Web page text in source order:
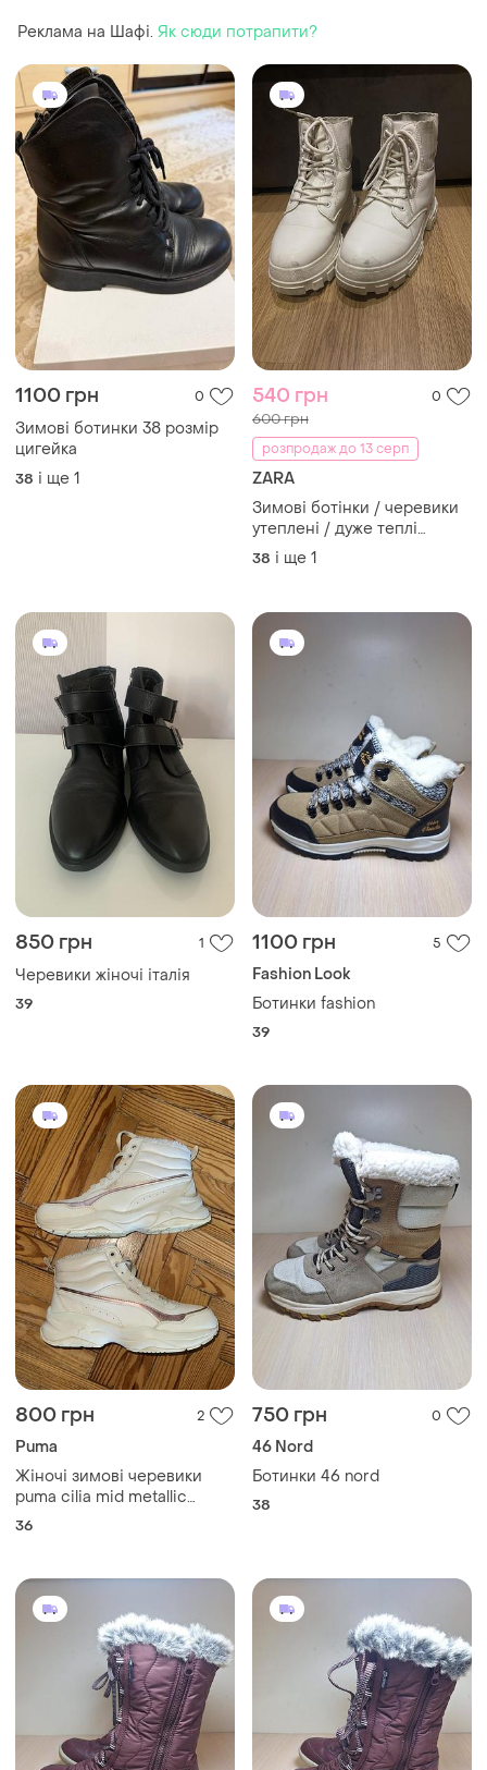
Реклама на Шафі. Як сюди потрапити?
1100 грн 0
Зимові ботинки 38 розмір
цигейка
38 і ще 1
540 грн 0
600 грн
розпродаж до 13 серп
ZARA
Зимові ботінки / черевики
утеплені / дуже теплі
чоботи в бежевому кольорі
38 і ще 1
850 грн 1
Черевики жіночі італія
39
1100 грн 5
Fashion Look
Ботинки fashion
39
800 грн 2
Puma
Жіночі зимові черевики
puma cilia mid metallic
37583503 41 (7.5) whisper
36
750 грн 0
46 Nord
Ботинки 46 nord
38